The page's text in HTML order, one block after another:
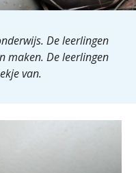
De leerlingen
maken. De leerlingen
van.